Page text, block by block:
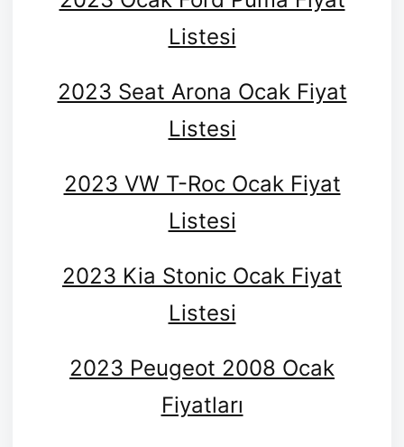
Listesi
2023 Seat Arona Ocak Fiyat
Listesi
2023 VW T-Roc Ocak Fiyat
Listesi
2023 Kia Stonic Ocak Fiyat
Listesi
2023 Peugeot 2008 Ocak
Fiyatları